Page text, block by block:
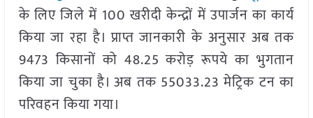
के लिए जिले में 100 खरीदी केन्द्रों में उपार्जन का कार्य
किया जा रहा है। प्राप्त जानकारी के अनुसार अब तक
9473 किसानों को 48.25 करोड़ रूपये का भुगतान
किया जा चुका है। अब तक 55033.23 मेट्रिक टन का
परिवहन किया गया।